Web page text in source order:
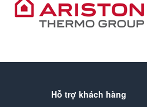
Hỗ trợ khách hàng